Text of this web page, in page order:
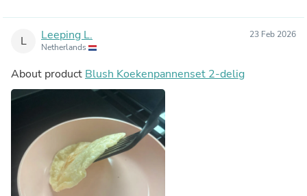
L Leeping L.
Netherlands
23 Feb 2026
About product Blush Koekenpannenset 2-delig